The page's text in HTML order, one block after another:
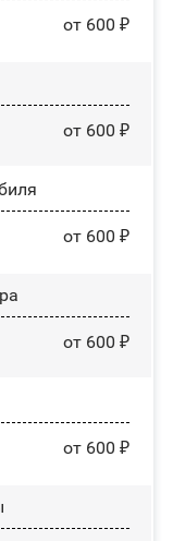
от 600 ₽
от 600 ₽
от 600 ₽
от 600 ₽
от 600 ₽